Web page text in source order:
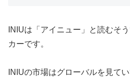
INIUは「アイニュー」と読むそ
カーです。
INIUの市場はグローバルを見て